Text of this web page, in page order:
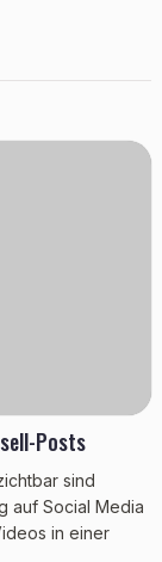
Posts
sind
auf Social Media
in einer